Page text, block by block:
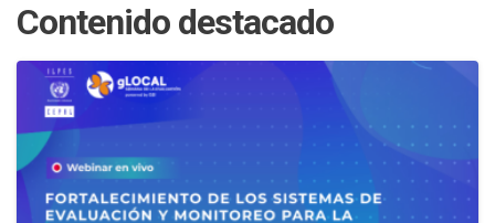
enlaces
de
ayuda
a
la
navegación
Contenido destacado